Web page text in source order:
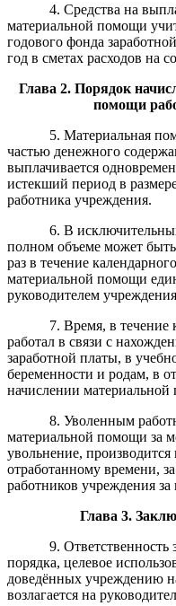
4. Средства на
материальной помощи
годового фонда
год в сметах расходов на
Глава 2. Порядок
помощи
5. Материальная
частью денежного
выплачивается
истекший период в
работника учреждения.
6. В
полном объеме может
раз в течение к
материальной помощи
руководителем
7. Время, в течение
работал в связи с
заработной платы, в
беременности и родам, в
начислении
8. Уволенным
материальной помощи за
увольнение,
отработанному времени,
работников учреждения
Глава 3.
9. Ответственность
порядка, целевое
доведённых учреждению
возлагается на